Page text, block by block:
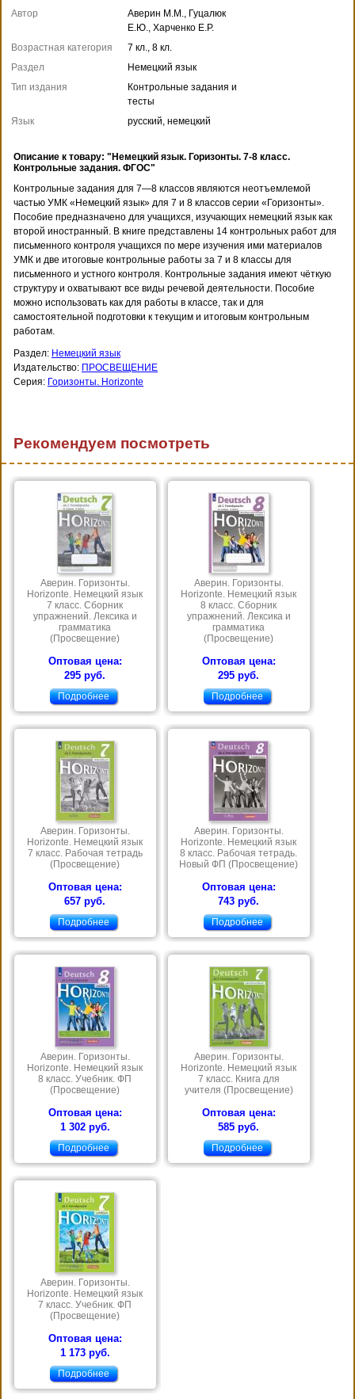
Автор
Аверин М.М., Гуцалюк
Е.Ю., Харченко Е.Р.
Возрастная категория
7 кл., 8 кл.
Раздел
Немецкий язык
Тип издания
Контрольные задания и
тесты
Язык
русский, немецкий
Описание к товару: "Немецкий язык. Горизонты. 7-8 класс.
Контрольные задания. ФГОС"
Контрольные задания для 7—8 классов являются неотъемлемой
частью УМК «Немецкий язык» для 7 и 8 классов серии «Горизонты».
Пособие предназначено для учащихся, изучающих немецкий язык как
второй иностранный. В книге представлены 14 контрольных работ для
письменного контроля учащихся по мере изучения ими материалов
УМК и две итоговые контрольные работы за 7 и 8 классы для
письменного и устного контроля. Контрольные задания имеют чёткую
структуру и охватывают все виды речевой деятельности. Пособие
можно использовать как для работы в классе, так и для
самостоятельной подготовки к текущим и итоговым контрольным
работам.
Раздел: Немецкий язык
Издательство: ПРОСВЕЩЕНИЕ
Серия: Горизонты. Horizonte
Рекомендуем посмотреть
Аверин. Горизонты.
Horizonte. Немецкий язык
7 класс. Сборник
упражнений. Лексика и
грамматика
(Просвещение)
Оптовая цена:
295 руб.
Подробнее
Аверин. Горизонты.
Horizonte. Немецкий язык
8 класс. Сборник
упражнений. Лексика и
грамматика
(Просвещение)
Оптовая цена:
295 руб.
Подробнее
Аверин. Горизонты.
Horizonte. Немецкий язык
7 класс. Рабочая тетрадь
(Просвещение)
Оптовая цена:
657 руб.
Подробнее
Аверин. Горизонты.
Horizonte. Немецкий язык
8 класс. Рабочая тетрадь.
Новый ФП (Просвещение)
Оптовая цена:
743 руб.
Подробнее
Аверин. Горизонты.
Horizonte. Немецкий язык
8 класс. Учебник. ФП
(Просвещение)
Оптовая цена:
1 302 руб.
Подробнее
Аверин. Горизонты.
Horizonte. Немецкий язык
7 класс. Книга для
учителя (Просвещение)
Оптовая цена:
585 руб.
Подробнее
Аверин. Горизонты.
Horizonte. Немецкий язык
7 класс. Учебник. ФП
(Просвещение)
Оптовая цена:
1 173 руб.
Подробнее